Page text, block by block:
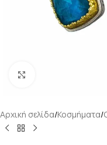
Αρχική σελίδα Κοσμήματα